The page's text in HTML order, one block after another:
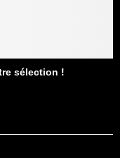
sélection !